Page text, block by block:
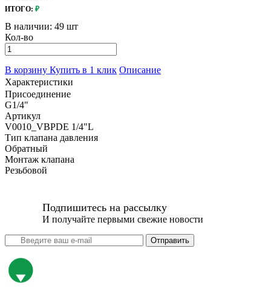
ИТОГО: ₽
В наличии: 49 шт
Кол-во
В корзину Купить в 1 клик Описание
Характеристики
Присоединение
G1/4"
Артикул
V0010_VBPDE 1/4"L
Тип клапана давления
Обратный
Монтаж клапана
Резьбовой
Подпишитесь на рассылку
И получайте первыми свежие новости
Отправить